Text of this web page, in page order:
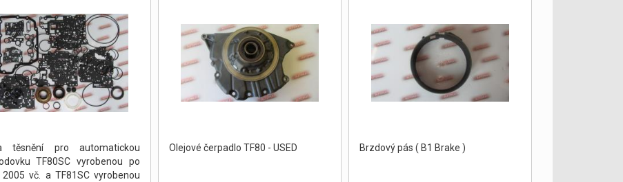
těsnění pro automatickou
TF80SC vyrobenou po
vč. a TF81SC vyrobenou
Olejové čerpadlo TF80 - USED Brzdový pás ( B1 Brake )